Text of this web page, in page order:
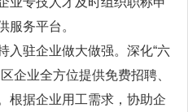
服务平台。
入驻企业做大做强。深化“六
企业全方位提供免费招聘、
根据企业用工需求，协助企